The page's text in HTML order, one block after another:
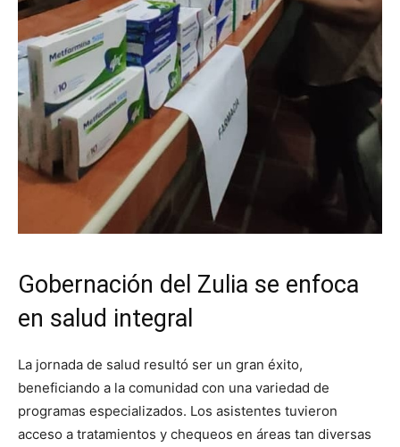
Gobernación del Zulia se enfoca
en salud integral
La jornada de salud resultó ser un gran éxito,
beneficiando a la comunidad con una variedad de
programas especializados. Los asistentes tuvieron
acceso a tratamientos y chequeos en áreas tan diversas